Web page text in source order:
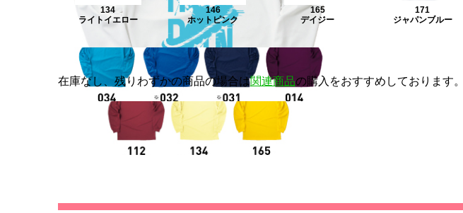
134
ライトイエロー
146
ホットピンク
165
デイジー
171
ジャパンブルー
在庫なし、残りわずかの商品の場合は関連商品の購入をおすすめしております。